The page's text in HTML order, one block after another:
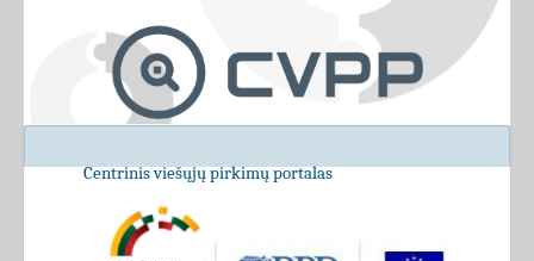
Centrinis viešųjų pirkimų portalas